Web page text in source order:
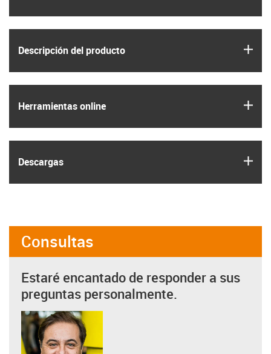
Descripción del producto
Herramientas online
Descargas
Consultas
Estaré encantado de responder a sus
preguntas personalmente.